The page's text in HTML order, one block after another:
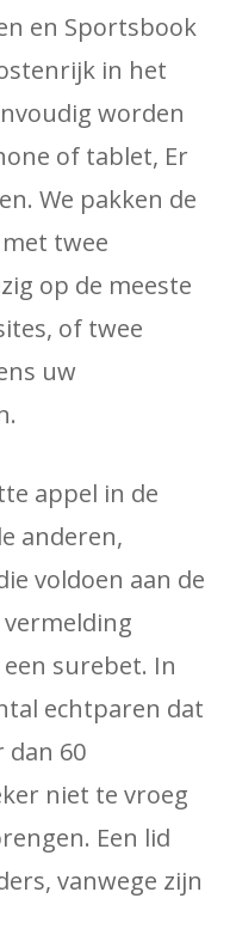
en Sportsbook
in het
worden
of tablet, Er
We pakken de
twee
op de meeste
of twee
uw
appel in de
anderen,
voldoen aan de
surebet. In
echtparen dat
dan 60
niet te vroeg
Een lid
vanwege zijn